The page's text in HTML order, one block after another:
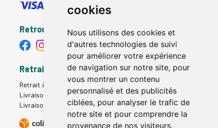
cookies
Nous utilisons des cookies et
d'autres technologies de suivi
pour améliorer votre expérience
de navigation sur notre site, pour
vous montrer un contenu
personnalisé et des publicités
ciblées, pour analyser le trafic de
notre site et pour comprendre la
provenance de nos visiteurs.
Retrouvez-nous
Retrait - Livraison
Retrait à la pharmacie - Click & Collect
Livraison en Point Relais
Livraison à domicile